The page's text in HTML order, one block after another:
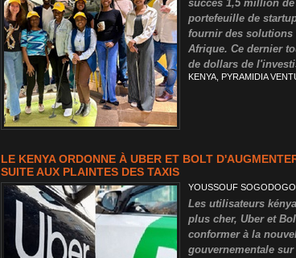
succès 1,5 million
portefeuille de
fournir des solutions
Afrique. Ce dernier
de dollars de
KENYA PYRAMIDIA
LE KENYA ORDONNE À UBER ET BOLT
SUITE AUX PLAINTES DES TAXIS
YOUSSOUF SOGODOGO
Les utilisateurs
plus cher, Uber et
conformer à la
gouvernementale